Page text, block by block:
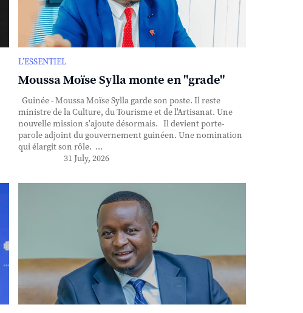
L’ESSENTIEL
Moussa Moïse Sylla monte en "grade"
Guinée - Moussa Moïse Sylla garde son poste. Il reste
ministre de la Culture, du Tourisme et de l'Artisanat. Une
nouvelle mission s'ajoute désormais. Il devient porte-
parole adjoint du gouvernement guinéen. Une nomination
qui élargit son rôle. ...
31 July, 2026